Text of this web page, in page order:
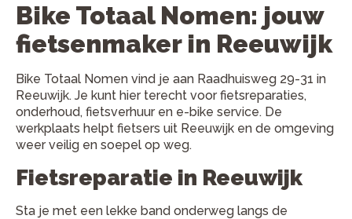
Bike Totaal Nomen: jouw
fietsenmaker in Reeuwijk
Bike Totaal Nomen vind je aan Raadhuisweg 29-31 in
Reeuwijk. Je kunt hier terecht voor fietsreparaties,
onderhoud, fietsverhuur en e-bike service. De
werkplaats helpt fietsers uit Reeuwijk en de omgeving
weer veilig en soepel op weg.
Fietsreparatie in Reeuwijk
Sta je met een lekke band onderweg langs de